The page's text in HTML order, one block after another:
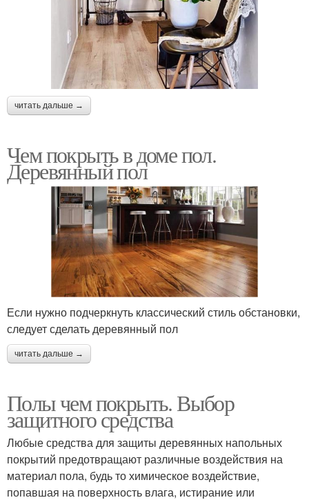
читать дальше →
Чем покрыть в доме пол.
Деревянный пол
Если нужно подчеркнуть классический стиль обстановки,
следует сделать деревянный пол
читать дальше →
Полы чем покрыть. Выбор
защитного средства
Любые средства для защиты деревянных напольных
покрытий предотвращают различные воздействия на
материал пола, будь то химическое воздействие,
попавшая на поверхность влага, истирание или